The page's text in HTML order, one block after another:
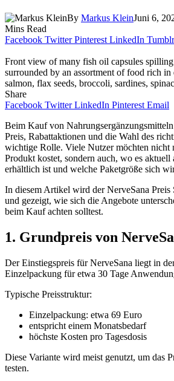
By Markus KleinJuni 6,
Mins Read
Facebook Twitter Pinterest LinkedIn Tumblr
Front view of many fish oil capsules
surrounded by an assortment of food rich in
salmon, flax seeds, broccoli, sardines,
Share
Facebook Twitter LinkedIn Pinterest Email
Beim Kauf von
Preis, Rabattaktionen und die Wahl des
wichtige Rolle. Viele Nutzer möchten nicht
Produkt kostet, sondern auch, wo es aktuell
erhältlich ist und welche Paketgröße sich
In diesem Artikel wird der NerveSana
und gezeigt, wie sich die Angebote
beim Kauf achten solltest.
1. Grundpreis von
Der Einstiegspreis für NerveSana liegt in
Einzelpackung für etwa 30 Tage
Typische Preisstruktur:
Einzelpackung: etwa 69 Euro
entspricht einem Monatsbedarf
höchste Kosten pro Tagesdosis
Diese Variante wird meist genutzt, um das
testen.